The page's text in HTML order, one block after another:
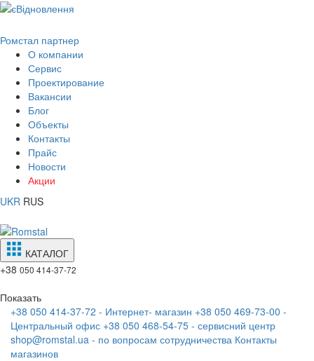
Ромстал партнер
О компании
Сервис
Проектирование
Вакансии
Блог
Объекты
Контакты
Прайс
Новости
Акции
UKR RUS
КАТАЛОГ
+38 050 414-37-72
Показать
+38 050 414-37-72 - Интернет- магазин +38 050 469-73-00 -
Центральный офис +38 050 468-54-75 - сервисний центр
shop@romstal.ua - по вопросам сотрудничества Контакты
магазинов